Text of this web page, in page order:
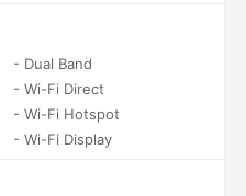
- Dual Band
- Wi-Fi Direct
- Wi-Fi Hotspot
- Wi-Fi Display